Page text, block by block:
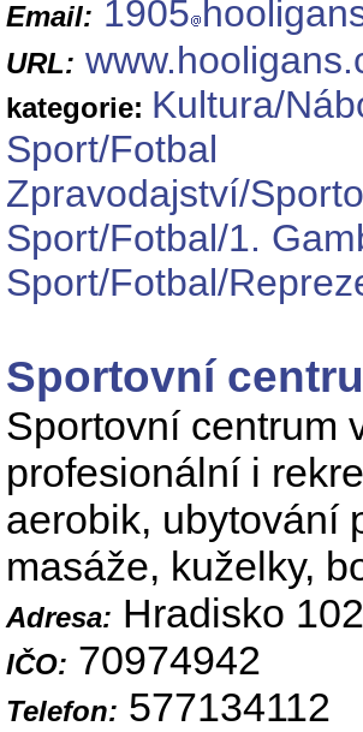
Email: 1905
URL:
kategorie: Kultura/
Sport/Fotbal
Zpravodajství/
Sport/Fotbal/1.
Sport/Fotbal/
Sportovní
Sportovní centrum
profesionální i
aerobik, ubytování
masáže, kuželky,
Adresa: Hradisko
IČO: 70974942
Telefon: 577134112